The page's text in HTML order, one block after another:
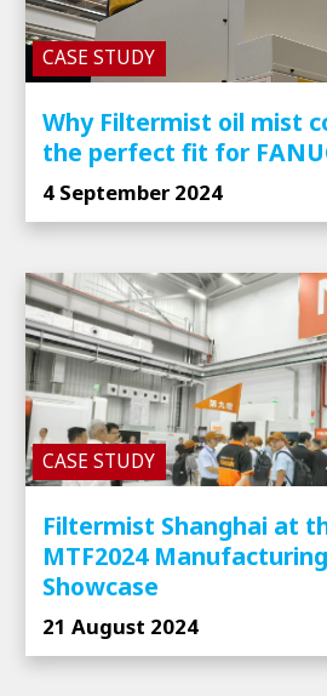
CASE STUDY
Why Filtermist oil mist
the perfect fit for
4 September 2024
CASE STUDY
Filtermist Shanghai at
MTF2024
Showcase
21 August 2024